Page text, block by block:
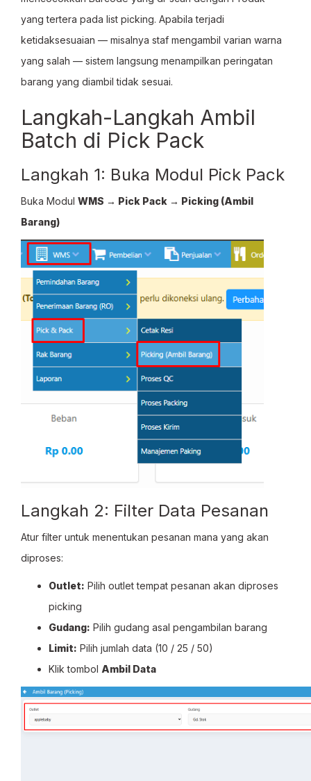
yang tertera pada list picking. Apabila terjadi
ketidaksesuaian — misalnya staf mengambil varian warna
yang salah — sistem langsung menampilkan peringatan
barang yang diambil tidak sesuai.
Langkah-Langkah Ambil
Batch di Pick Pack
Langkah 1: Buka Modul Pick Pack
Buka Modul WMS → Pick Pack → Picking (Ambil
Barang)
Langkah 2: Filter Data Pesanan
Atur filter untuk menentukan pesanan mana yang akan
diproses:
Outlet: Pilih outlet tempat pesanan akan diproses
picking
Gudang: Pilih gudang asal pengambilan barang
Limit: Pilih jumlah data (10 / 25 / 50)
Klik tombol Ambil Data